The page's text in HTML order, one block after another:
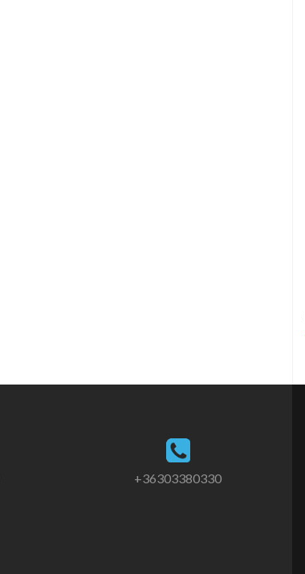
+36303380330